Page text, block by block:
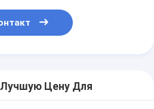
Лучшую Цену Для